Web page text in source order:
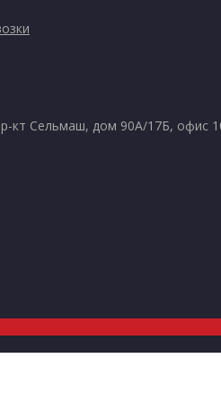
кт Сельмаш, дом 90А/17Б, офис